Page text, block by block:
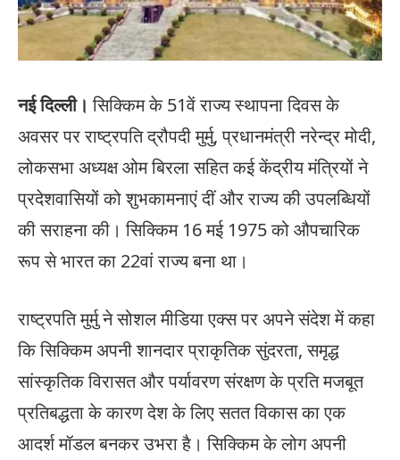
नई दिल्ली। सिक्किम के 51वें राज्य स्थापना दिवस के
अवसर पर राष्ट्रपति द्रौपदी मुर्मु, प्रधानमंत्री नरेन्द्र मोदी,
लोकसभा अध्यक्ष ओम बिरला सहित कई केंद्रीय मंत्रियों ने
प्रदेशवासियों को शुभकामनाएं दीं और राज्य की उपलब्धियों
की सराहना की। सिक्किम 16 मई 1975 को औपचारिक
रूप से भारत का 22वां राज्य बना था।
राष्ट्रपति मुर्मु ने सोशल मीडिया एक्स पर अपने संदेश में कहा
कि सिक्किम अपनी शानदार प्राकृतिक सुंदरता, समृद्ध
सांस्कृतिक विरासत और पर्यावरण संरक्षण के प्रति मजबूत
प्रतिबद्धता के कारण देश के लिए सतत विकास का एक
आदर्श मॉडल बनकर उभरा है। सिक्किम के लोग अपनी